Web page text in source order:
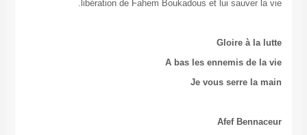
libération de Fahem Boukadous et lui sauver la vie.
Gloire à la lutte
A bas les ennemis de la vie
Je vous serre la main
Afef Bennaceur